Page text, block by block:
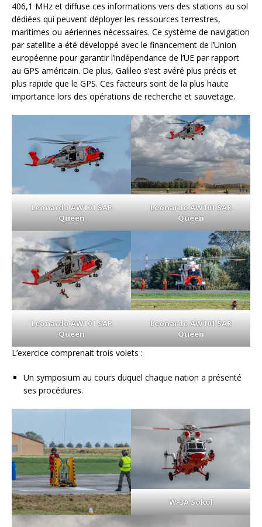
406,1 MHz et diffuse ces informations vers des stations au sol
dédiées qui peuvent déployer les ressources terrestres,
maritimes ou aériennes nécessaires. Ce système de navigation
par satellite a été développé avec le financement de l’Union
européenne pour garantir l’indépendance de l’UE par rapport
au GPS américain. De plus, Galileo s’est avéré plus précis et
plus rapide que le GPS. Ces facteurs sont de la plus haute
importance lors des opérations de recherche et sauvetage.
Leonardo AW101 SAR
Queen
Leonardo AW101 SAR
Queen
Leonardo AW101 SAR
Queen
Leonardo AW101 SAR
Queen
L’exercice comprenait trois volets :
Un symposium au cours duquel chaque nation a présenté
ses procédures.
W-3A Sokol